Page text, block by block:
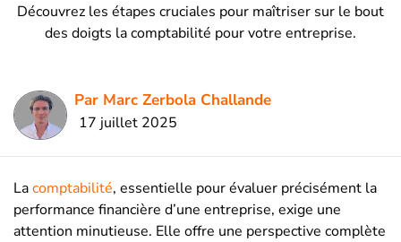
Découvrez les étapes cruciales pour maîtriser sur le bout
des doigts la comptabilité pour votre entreprise.
Par Marc Zerbola Challande
17 juillet 2025
Lacomptabilité, essentielle pour évaluer précisément la
performance financière d’une entreprise, exige une
attention minutieuse. Elle offre une perspective complète